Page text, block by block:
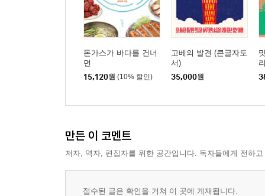
돈가스가 바다를 건너
면
15,120원 (10% 할인)
고베의 발견 (큰글자도
서)
35,000원
만든 이 코멘트
저자, 역자, 편집자를 위한 공간입니다. 독자들에게 전하
접수된 글은 확인을 거쳐 이 곳에 게재됩니다.